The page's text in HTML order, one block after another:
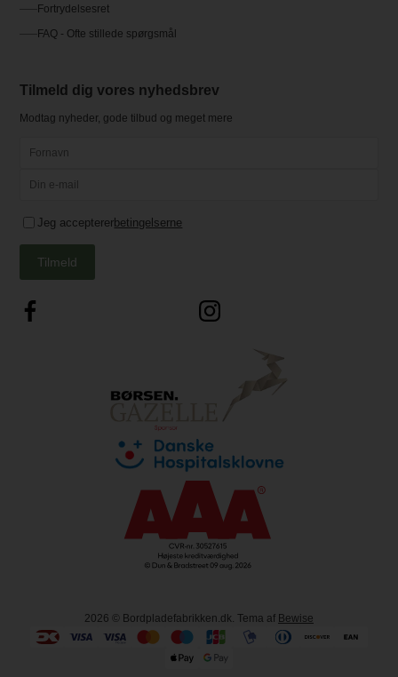
Fortrydelsesret
FAQ - Ofte stillede spørgsmål
Tilmeld dig vores nyhedsbrev
Modtag nyheder, gode tilbud og meget mere
Jeg accepterer betingelserne
Tilmeld
2026 © Bordpladefabrikken.dk. Tema af Bewise